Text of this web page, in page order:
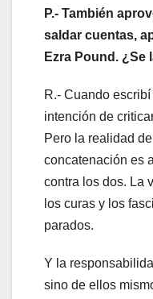
P.- También
saldar cuentas,
Ezra Pound. ¿Se
R.- Cuando
intención de
Pero la realidad
concatenación es
contra los dos. La
los curas y los
parados.
Y la
sino de ellos